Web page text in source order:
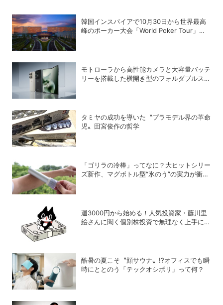
韓国インスパイアで10月30日から世界最高
峰のポーカー大会「World Poker Tour」を
モトローラから高性能カメラと大容量バッテ
リーを搭載した横開き型のフォルダブルスマ
タミヤの成功を導いた〝プラモデル界の革命
児〟田宮俊作の哲学
「ゴリラの冷棒」ってなに？大ヒットシリー
ズ新作、マグボトル型“氷のう”の実力が衝撃
週3000円から始める！人気投資家・藤川里
絵さんに聞く個別株投資で無理なく上手に稼
酷暑の夏こそ〝顔サウナ〟!?オフィスでも瞬
時にととのう「テックオシボリ」って何？